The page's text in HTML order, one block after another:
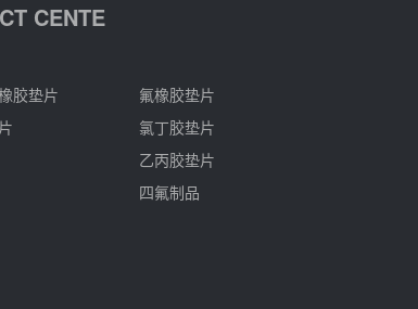
CENTE
胶垫片
氟橡胶垫片
氯丁胶垫片
乙丙胶垫片
四氟制品